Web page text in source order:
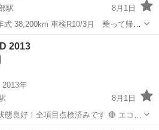
駅
8月1日
式 38,200km 車検R10/3月 乗って帰れ
1シリーズ
2013
2013年
8月1日
態良好！全項目点検済みです 🔴 エコモ
能付き 🔴 外装はきれいな状態（小さな